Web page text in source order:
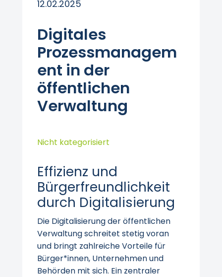
12.02.2025
Digitales
Prozessmanagem
ent in der
öffentlichen
Verwaltung
Nicht kategorisiert
Effizienz und
Bürgerfreundlichkeit
durch Digitalisierung
Die Digitalisierung der öffentlichen
Verwaltung schreitet stetig voran
und bringt zahlreiche Vorteile für
Bürger*innen, Unternehmen und
Behörden mit sich. Ein zentraler